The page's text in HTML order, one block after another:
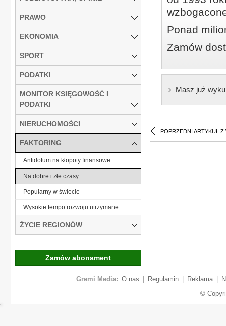
Ponad
Zamów
Masz już
POPRZEDNI ARTYKUŁ Z
PRAWO
EKONOMIA
SPORT
PODATKI
MONITOR KSIĘGOWOŚĆ I
PODATKI
NIERUCHOMOŚCI
FAKTORING
Antidotum na kłopoty finansowe
Na dobre i złe czasy
Popularny w świecie
Wysokie tempo rozwoju utrzymane
ŻYCIE REGIONÓW
Zamów abonament
Gremi Media: O nas Regulamin Reklama
©